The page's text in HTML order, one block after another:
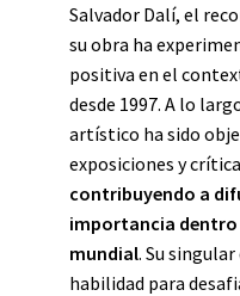
Salvador Dalí, el
su obra ha
positiva en el
desde 1997. A lo
artístico ha sido
exposiciones y
contribuyendo a
importancia
mundial. Su
habilidad para